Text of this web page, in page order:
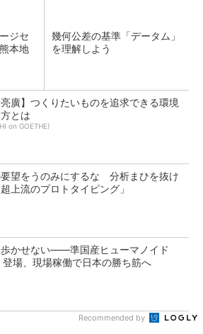
ジセ
本地
幾何公差の基準「データム」
を理解しよう
亮廣】つくりたいものを追求できる環境
とは
on GOETHE)
望をうのみにするな 分析まひを抜け
上流のプロトタイピング」
かせない――準国産ヒューマノイド
登場、現場稼働で日本の勝ち筋へ
Recommended by